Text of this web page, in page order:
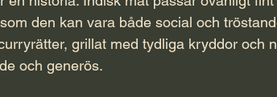
den kan vara både social och
grillat med tydliga kryddor och
och generös.